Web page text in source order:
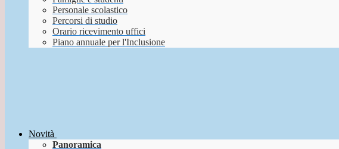
Personale scolastico
Percorsi di studio
Orario ricevimento uffici
Piano annuale per l'Inclusione
Novità
Panoramica